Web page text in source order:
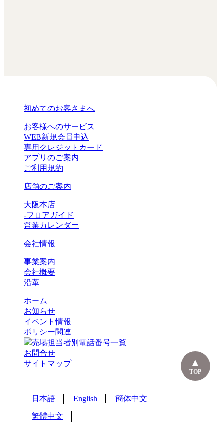
TOP
初めてのお客さまへ
お客様へのサービス
WEB新規会員申込
専用クレジットカード
アプリのご案内
ご利用規約
店舗のご案内
大阪本店
-フロアガイド
営業カレンダー
会社情報
事業案内
会社概要
沿革
ホーム
お知らせ
イベント情報
ポリシー関連
売場担当者別電話番号一覧
お問合せ
サイトマップ
日本語 English 簡体中文
繁體中文